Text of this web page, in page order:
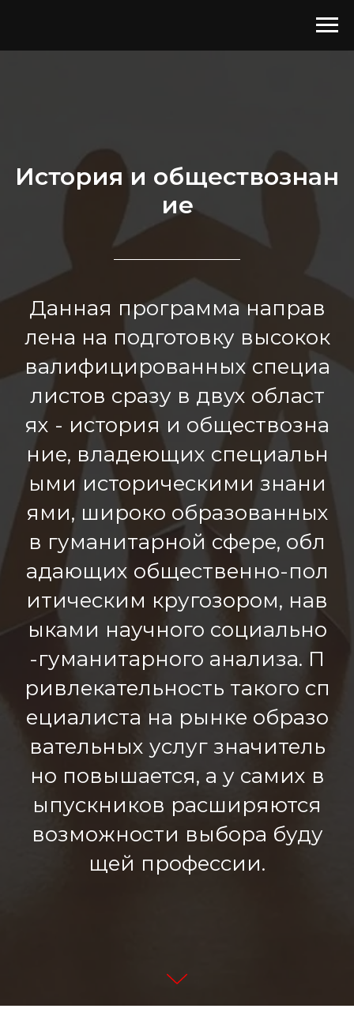
История и обществознан
ие
Данная программа направ
лена на подготовку высокок
валифицированных специа
листов сразу в двух област
ях - история и обществозна
ние, владеющих специальн
ыми историческими знани
ями, широко образованных
в гуманитарной сфере, обл
адающих общественно-пол
итическим кругозором, нав
ыками научного социально
-гуманитарного анализа. П
ривлекательность такого сп
ециалиста на рынке образо
вательных услуг значитель
но повышается, а у самих в
ыпускников расширяются
возможности выбора буду
щей профессии.